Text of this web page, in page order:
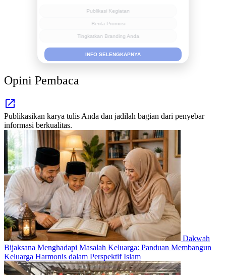
Publikasi Kegiatan
Berita Promosi
Tingkatkan Branding Anda
INFO SELENGKAPNYA
Opini Pembaca
Publikasikan karya tulis Anda dan jadilah bagian dari penyebar
informasi berkualitas.
Dakwah
Bijaksana Menghadapi Masalah Keluarga: Panduan Membangun
Keluarga Harmonis dalam Perspektif Islam